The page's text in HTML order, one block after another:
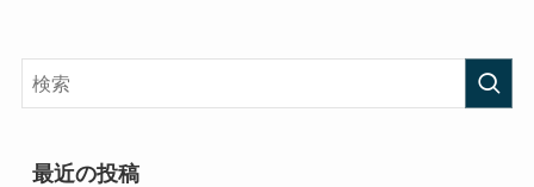
最近の投稿